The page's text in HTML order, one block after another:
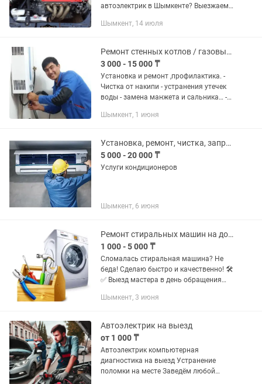
автоэлектрик в Шымкенте? Выезжаем
Профессиональная диагностика и
Шымкент, 14 июля
Ремонт стенных котлов / газовых колонок/ газовая плита
3 000 - 15 000 ₸
Установка и ремонт ,профилактика. -
Чистка от накипи - устранения утечек
воды - замена манжета и сальника… -
газовых колонок
Шымкент, 1 июня
Установка, ремонт, чистка, заправка кондиционеров
5 000 - 20 000 ₸
Услуги кондиционеров
Шымкент, 6 июня
Ремонт стиральных машин на дому. Гарантия.
1 000 - 5 000 ₸
Сломалась стиральная машина? Не
беда! Сделаю быстро и качественно! 🛠️
✅ Выезд мастера в день обращения
Диагностика и ремонт на дому — не
Шымкент, 3 июня
Автоэлектрик на выезд
от 1 000 ₸
Автоэлектрик компьютерная
диагностика на выезд Устранение
поломки на месте Заведём любой